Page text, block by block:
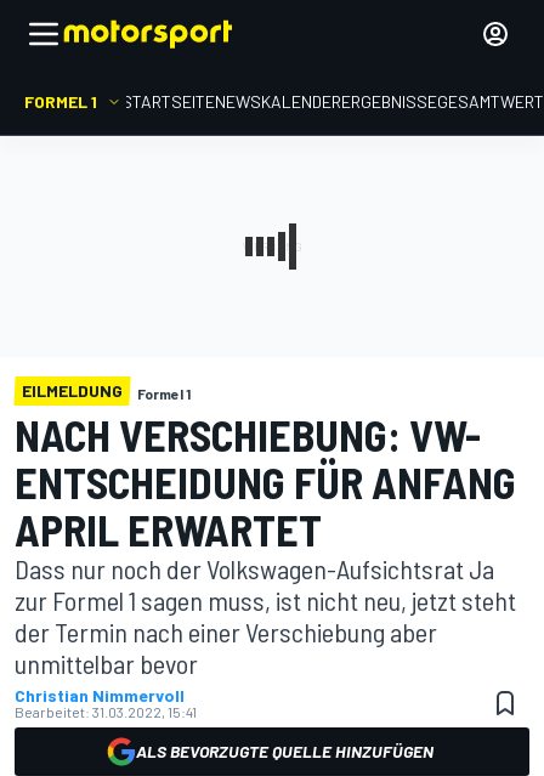
FORMEL 1 STARTSEITENEWSKALENDERERGEBNISSE
EILMELDUNG Formel 1
NACH VERSCHIEBUNG: VW-
ENTSCHEIDUNG FÜR ANFANG
APRIL ERWARTET
Dass nur noch der Volkswagen-Aufsichtsrat Ja
zur Formel 1 sagen muss, ist nicht neu, jetzt steht
der Termin nach einer Verschiebung aber
unmittelbar bevor
Christian Nimmervoll
Bearbeitet: 31.03.2022, 15:41
ALS BEVORZUGTE QUELLE HINZUFÜGEN